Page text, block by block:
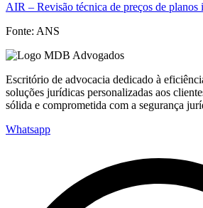
AIR – Revisão técnica de preços de
Fonte: ANS
Escritório de advocacia dedicado à
soluções jurídicas personalizadas aos
sólida e comprometida com a segurança
Whatsapp